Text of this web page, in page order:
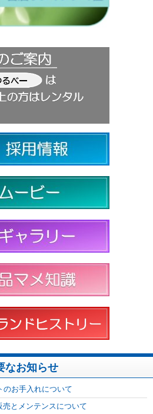
なお知らせ
のお手入れについて
とメンテンスについて